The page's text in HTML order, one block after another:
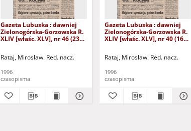
Gazeta Lubuska : dawniej
Zielonogórska-Gorzowska R.
XLIV [właśc. XLV], nr 46 (23
Rataj, Mirosław. Red. nacz.
1996
czasopisma
Gazeta Lubuska : dawniej
Zielonogórska-Gorzowska R.
XLIV [właśc. XLV], nr 40 (16
Rataj, Mirosław. Red. nacz.
1996
czasopisma